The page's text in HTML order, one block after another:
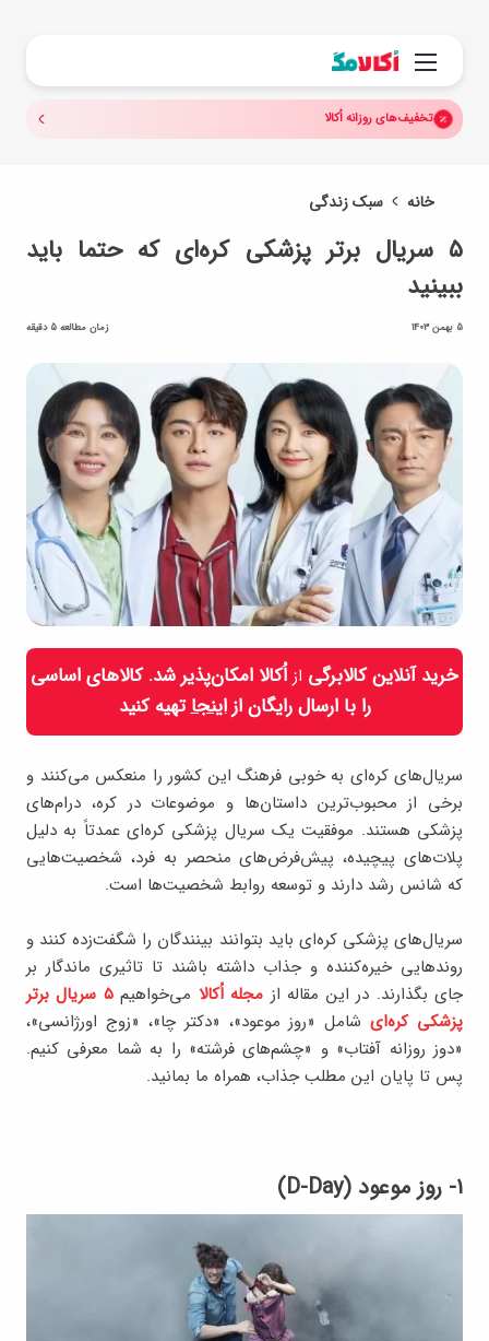
منو
تخفیف‌های روزانه اُکالا
خانه سبک زندگی
۵ سریال برتر پزشکی کره‌ای که حتما باید
ببینید
5 بهمن 1403 زمان مطالعه 5 دقیقه
خرید آنلاین کالابرگی از اُکالا امکان‌پذیر شد. کالاهای اساسی
را با ارسال رایگان ازاینجاتهیه کنید
سریال‌های کره‌ای به خوبی فرهنگ این کشور را منعکس می‌کنند و
برخی از محبوب‌ترین داستان‌ها و موضوعات در کره، درام‌های
پزشکی هستند. موفقیت یک سریال پزشکی کره‌ای عمدتاً به دلیل
پلات‌های پیچیده، پیش‌فرض‌های منحصر به فرد، شخصیت‌هایی
که شانس رشد دارند و توسعه روابط شخصیت‌ها است.
سریال‌های پزشکی کره‌ای باید بتوانند بینندگان را شگفت‌زده کنند و
روندهایی خیره‌کننده و جذاب داشته باشند تا تاثیری ماندگار بر
جای بگذارند. در این مقاله از مجله اُکالا می‌خواهیم
۵ سریال برتر
پزشکی کره‌ایشامل «روز موعود»، «دکتر چا»، «زوج اورژانسی»،
«دوز روزانه آفتاب» و «چشم‌های فرشته» را به شما معرفی کنیم.
پس تا پایان این مطلب جذاب، همراه ما بمانید.
۱- روز موعود (D-Day)